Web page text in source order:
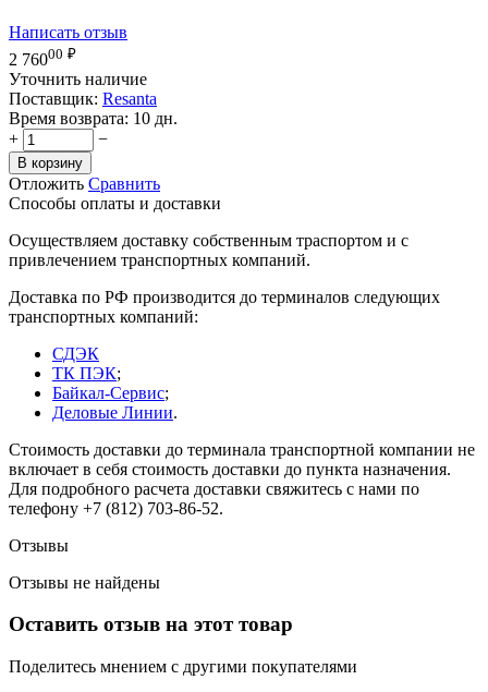
Написать отзыв
2 76000 ₽
Уточнить наличие
Поставщик: Resanta
Время возврата: 10 дн.
+
−
В корзину
Отложить Сравнить
Способы оплаты и доставки
Осуществляем доставку собственным траспортом и с
привлечением транспортных компаний.
Доставка по РФ производится до терминалов следующих
транспортных компаний:
СДЭК
ТК ПЭК;
Байкал-Сервис;
Деловые Линии.
Стоимость доставки до терминала транспортной компании не
включает в себя стоимость доставки до пункта назначения.
Для подробного расчета доставки свяжитесь с нами по
телефону +7 (812) 703-86-52.
Отзывы
Отзывы не найдены
Оставить отзыв на этот товар
Поделитесь мнением с другими покупателями